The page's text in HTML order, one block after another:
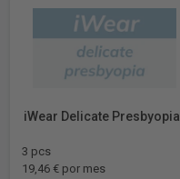
iWear Delicate Presbyopia
3 pcs
19,46 € por mes